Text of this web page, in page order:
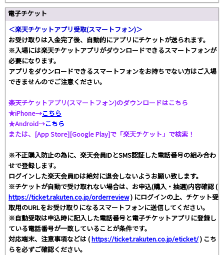
電子チケット
＜楽天チケットアプリ受取(スマートフォン)＞
お受け取りは入金完了後、自動的にアプリにチケットが送られます。
※入場には楽天チケットアプリがダウンロードできるスマートフォンが
必要になります。
アプリをダウンロードできるスマートフォンをお持ちでない方はご入場
できませんのでご注意ください。
楽天チケットアプリ(スマートフォン)のダウンロードはこちら
★iPhone→こちら
★Android→こちら
または、[App Store][Google Play]で「楽天チケット」で検索！
※不正購入防止の為に、楽天会員IDとSMS認証した電話番号の組み合わ
せで登録します。
ログインした楽天会員IDは絶対に退会しないようお願い致します。
※チケットが自動で受け取れない場合は、お申込(購入・抽選)内容確認 (
https://ticket.rakuten.co.jp/orderreview) にログインの上、チケット受
取用のURLをお受け取りになるスマートフォンに送信してください。
※自動受取は申込時に記入した電話番号と電子チケットアプリに登録し
ている電話番号が一致していることが条件です。
対応端末、注意事項などは (https://ticket.rakuten.co.jp/eticket/) こち
らを必ずご確認ください。